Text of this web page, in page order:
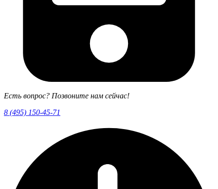
Есть вопрос? Позвоните нам сейчас!
8 (495) 150-45-71